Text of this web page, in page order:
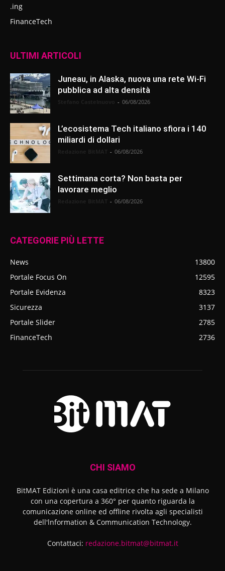
.ing
FinanceTech
ULTIMI ARTICOLI
Juneau, in Alaska, nuova una rete Wi-Fi
pubblica ad alta densità
- 06/08/2026
L’ecosistema Tech italiano sfiora i 140
miliardi di dollari
- 06/08/2026
Settimana corta? Non basta per
lavorare meglio
- 06/08/2026
CATEGORIE PIÙ LETTE
News
13800
Portale Focus On
12595
Portale Evidenza
8323
Sicurezza
3137
Portale Slider
2785
FinanceTech
2736
CHI SIAMO
BitMAT Edizioni è una casa editrice che ha sede a Milano
con una copertura a 360° per quanto riguarda la
comunicazione online ed offline rivolta agli specialisti
dell'lnformation & Communication Technology.
Contattaci: redazione.bitmat@bitmat.it